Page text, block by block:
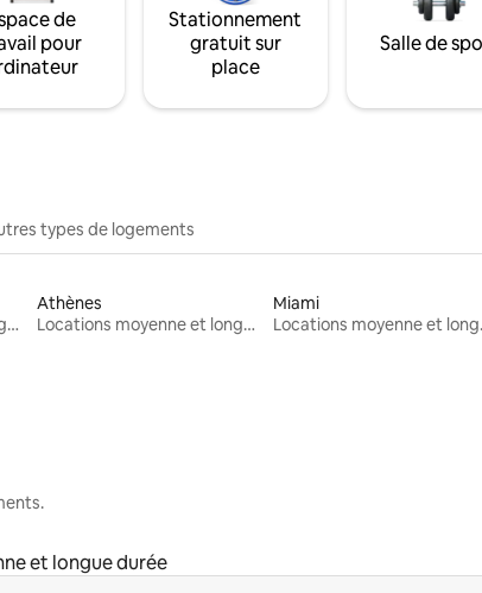
de
pour
Stationnement
gratuit sur
place
Salle de
types de logements
Locations moyenne et longue durée
Athènes
Locations moyenne et longue durée
Miami
et longue durée